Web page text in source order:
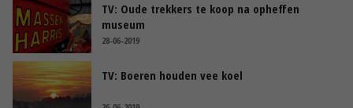
TV: Oude trekkers te koop na opheffen
museum
28-06-2019
TV: Boeren houden vee koel